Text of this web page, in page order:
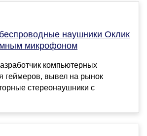
наушники Оклик
микрофоном
компьютерных
геймеров, вывел на рынок
стереонаушники с